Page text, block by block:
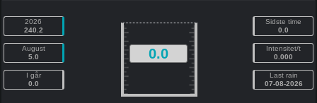
2026
240.2
August
5.0
I går
0.0
0.0
Sidste time
0.0
Intensitet/t
0.000
Last rain
07-08-2026